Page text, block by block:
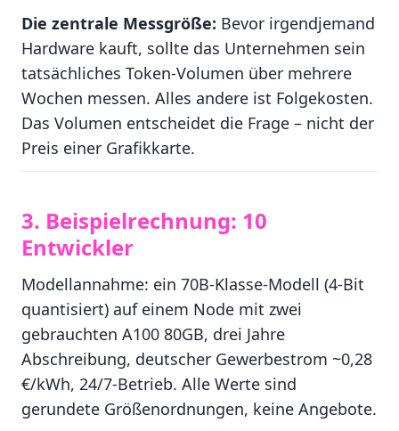
Die zentrale Messgröße: Bevor irgendjemand
Hardware kauft, sollte das Unternehmen sein
tatsächliches Token-Volumen über mehrere
Wochen messen. Alles andere ist Folgekosten.
Das Volumen entscheidet die Frage – nicht der
Preis einer Grafikkarte.
3. Beispielrechnung: 10
Entwickler
Modellannahme: ein 70B-Klasse-Modell (4-Bit
quantisiert) auf einem Node mit zwei
gebrauchten A100 80GB, drei Jahre
Abschreibung, deutscher Gewerbestrom ~0,28
€/kWh, 24/7-Betrieb. Alle Werte sind
gerundete Größenordnungen, keine Angebote.